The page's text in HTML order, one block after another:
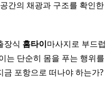
간의 채광과 구조를 확인한
장식 홈타이마사지로 부드럽
는 단순히 몸을 푸는 행위를
포항으로 떠나야 하는가?​